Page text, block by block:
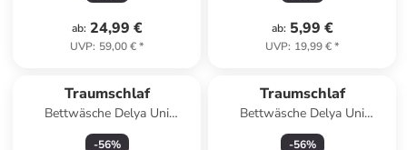
ab: 24,99 €
UVP: 59,00 €*
ab: 5,99 €
UVP: 19,99 €*
Traumschlaf
Bettwäsche Delya Uni
Musselin in anthrazit
-56%
Traumschlaf
Bettwäsche Delya Uni
Musselin in weiss
-56%